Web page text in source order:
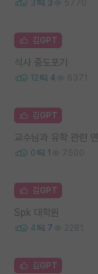
3 3 5770
김GPT
석사 중도포기
12 4 6371
김GPT
교수님과 유학 관련
0 1 7500
김GPT
Spk 대학원
4 7 2281
김GPT